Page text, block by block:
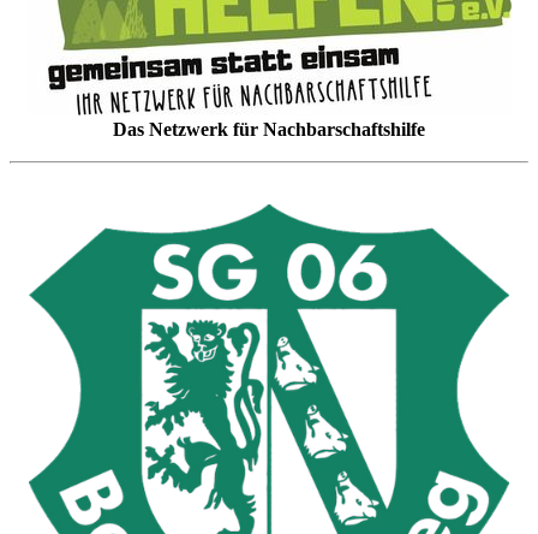
Das Netzwerk für Nachbarschaftshilfe